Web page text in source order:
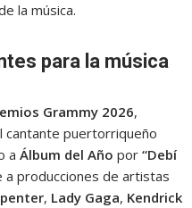
la música.
para la música
Grammy 2026,
cantante puertorriqueño
aÁlbum del Año por“Debí
a producciones de artistas
, Lady Gaga, Kendrick